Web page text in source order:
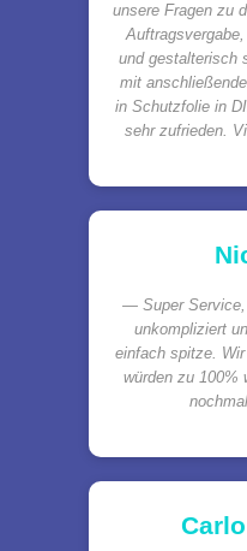
unsere Fragen zu
und gestalterisch
mit
in Schutzfolie in
sehr zufrieden.
Super
unkompliziert
einfach spitze.
würden zu 100%